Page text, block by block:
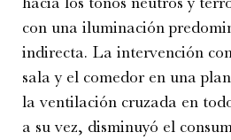
con una iluminación
indirecta. La intervención
sala y el comedor en una
la ventilación cruzada en
a su vez, disminuyó el